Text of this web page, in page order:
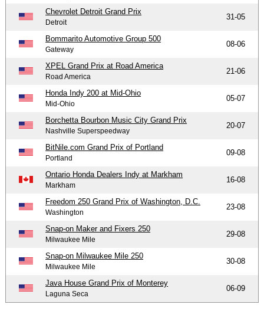
Chevrolet Detroit Grand Prix
Detroit
31-05
Bommarito Automotive Group 500
Gateway
08-06
XPEL Grand Prix at Road America
Road America
21-06
Honda Indy 200 at Mid-Ohio
Mid-Ohio
05-07
Borchetta Bourbon Music City Grand Prix
Nashville Superspeedway
20-07
BitNile.com Grand Prix of Portland
Portland
09-08
Ontario Honda Dealers Indy at Markham
Markham
16-08
Freedom 250 Grand Prix of Washington, D.C.
Washington
23-08
Snap-on Maker and Fixers 250
Milwaukee Mile
29-08
Snap-on Milwaukee Mile 250
Milwaukee Mile
30-08
Java House Grand Prix of Monterey
Laguna Seca
06-09